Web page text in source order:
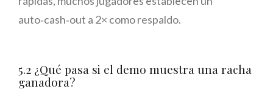
auto‑cash‑out a 2× como respaldo.
5.2 ¿Qué pasa si el demo muestra una racha
ganadora?